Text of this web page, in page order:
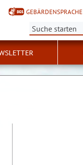
GEBÄRDENSPRACHE
Suche: